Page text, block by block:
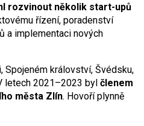
rozvinout několik start-upů
řízení, poradenství
a implementaci nových
Spojeném království, Švédsku,
letech 2021–2023 byl členem
města Zlín. Hovoří plynně